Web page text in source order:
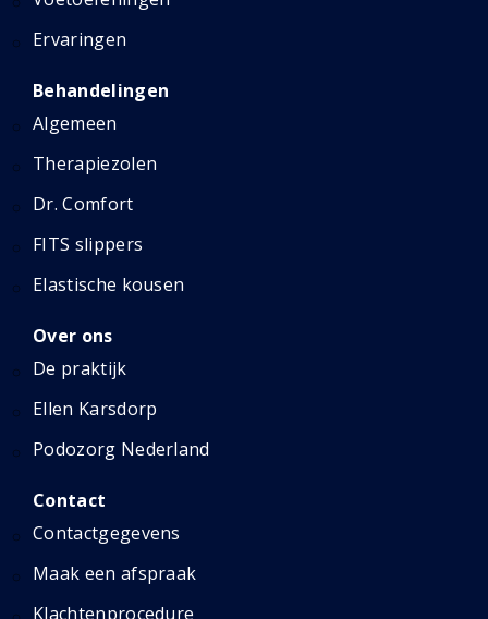
Ervaringen
Behandelingen
Algemeen
Therapiezolen
Dr. Comfort
FITS slippers
Elastische kousen
Over ons
De praktijk
Ellen Karsdorp
Podozorg Nederland
Contact
Contactgegevens
Maak een afspraak
Klachtenprocedure